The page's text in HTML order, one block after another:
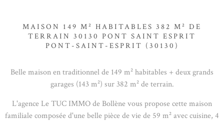
MAISON 149 M² HABITABLES 382 M² DE
TERRAIN 30130 PONT SAINT ESPRIT
PONT-SAINT-ESPRIT (30130)
Belle maison en traditionnel de 149 m² habitables + deux grands
garages (143 m²) sur 382 m² de terrain.
L'agence Le TUC IMMO de Bollène vous propose cette maison
familiale composée d'une belle pièce de vie de 59 m² avec cuisine, 4